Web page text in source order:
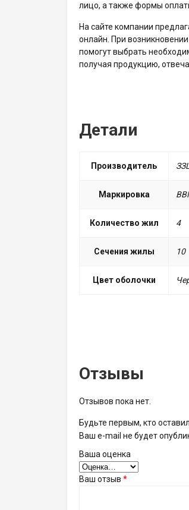
лицо, а также формы
На сайте компании
онлайн. При
помогут выбрать
получая продукцию,
Детали
Производитель
Маркировка
Количество жил 4
Сечения жилы 10
Цвет оболочки
Отзывы
Отзывов пока нет.
Будьте первым, кто
Ваш e-mail не будет
Ваша оценка
Ваш отзыв *